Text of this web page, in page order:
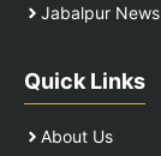
Jabalpur News
Quick Links
About Us